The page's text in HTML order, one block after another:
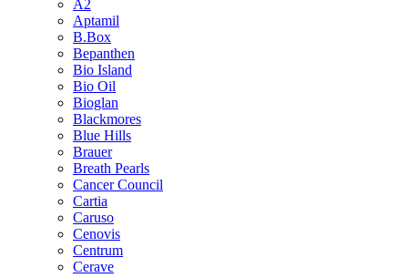
A2
Aptamil
B.Box
Bepanthen
Bio Island
Bio Oil
Bioglan
Blackmores
Blue Hills
Brauer
Breath Pearls
Cancer Council
Cartia
Caruso
Cenovis
Centrum
Cerave